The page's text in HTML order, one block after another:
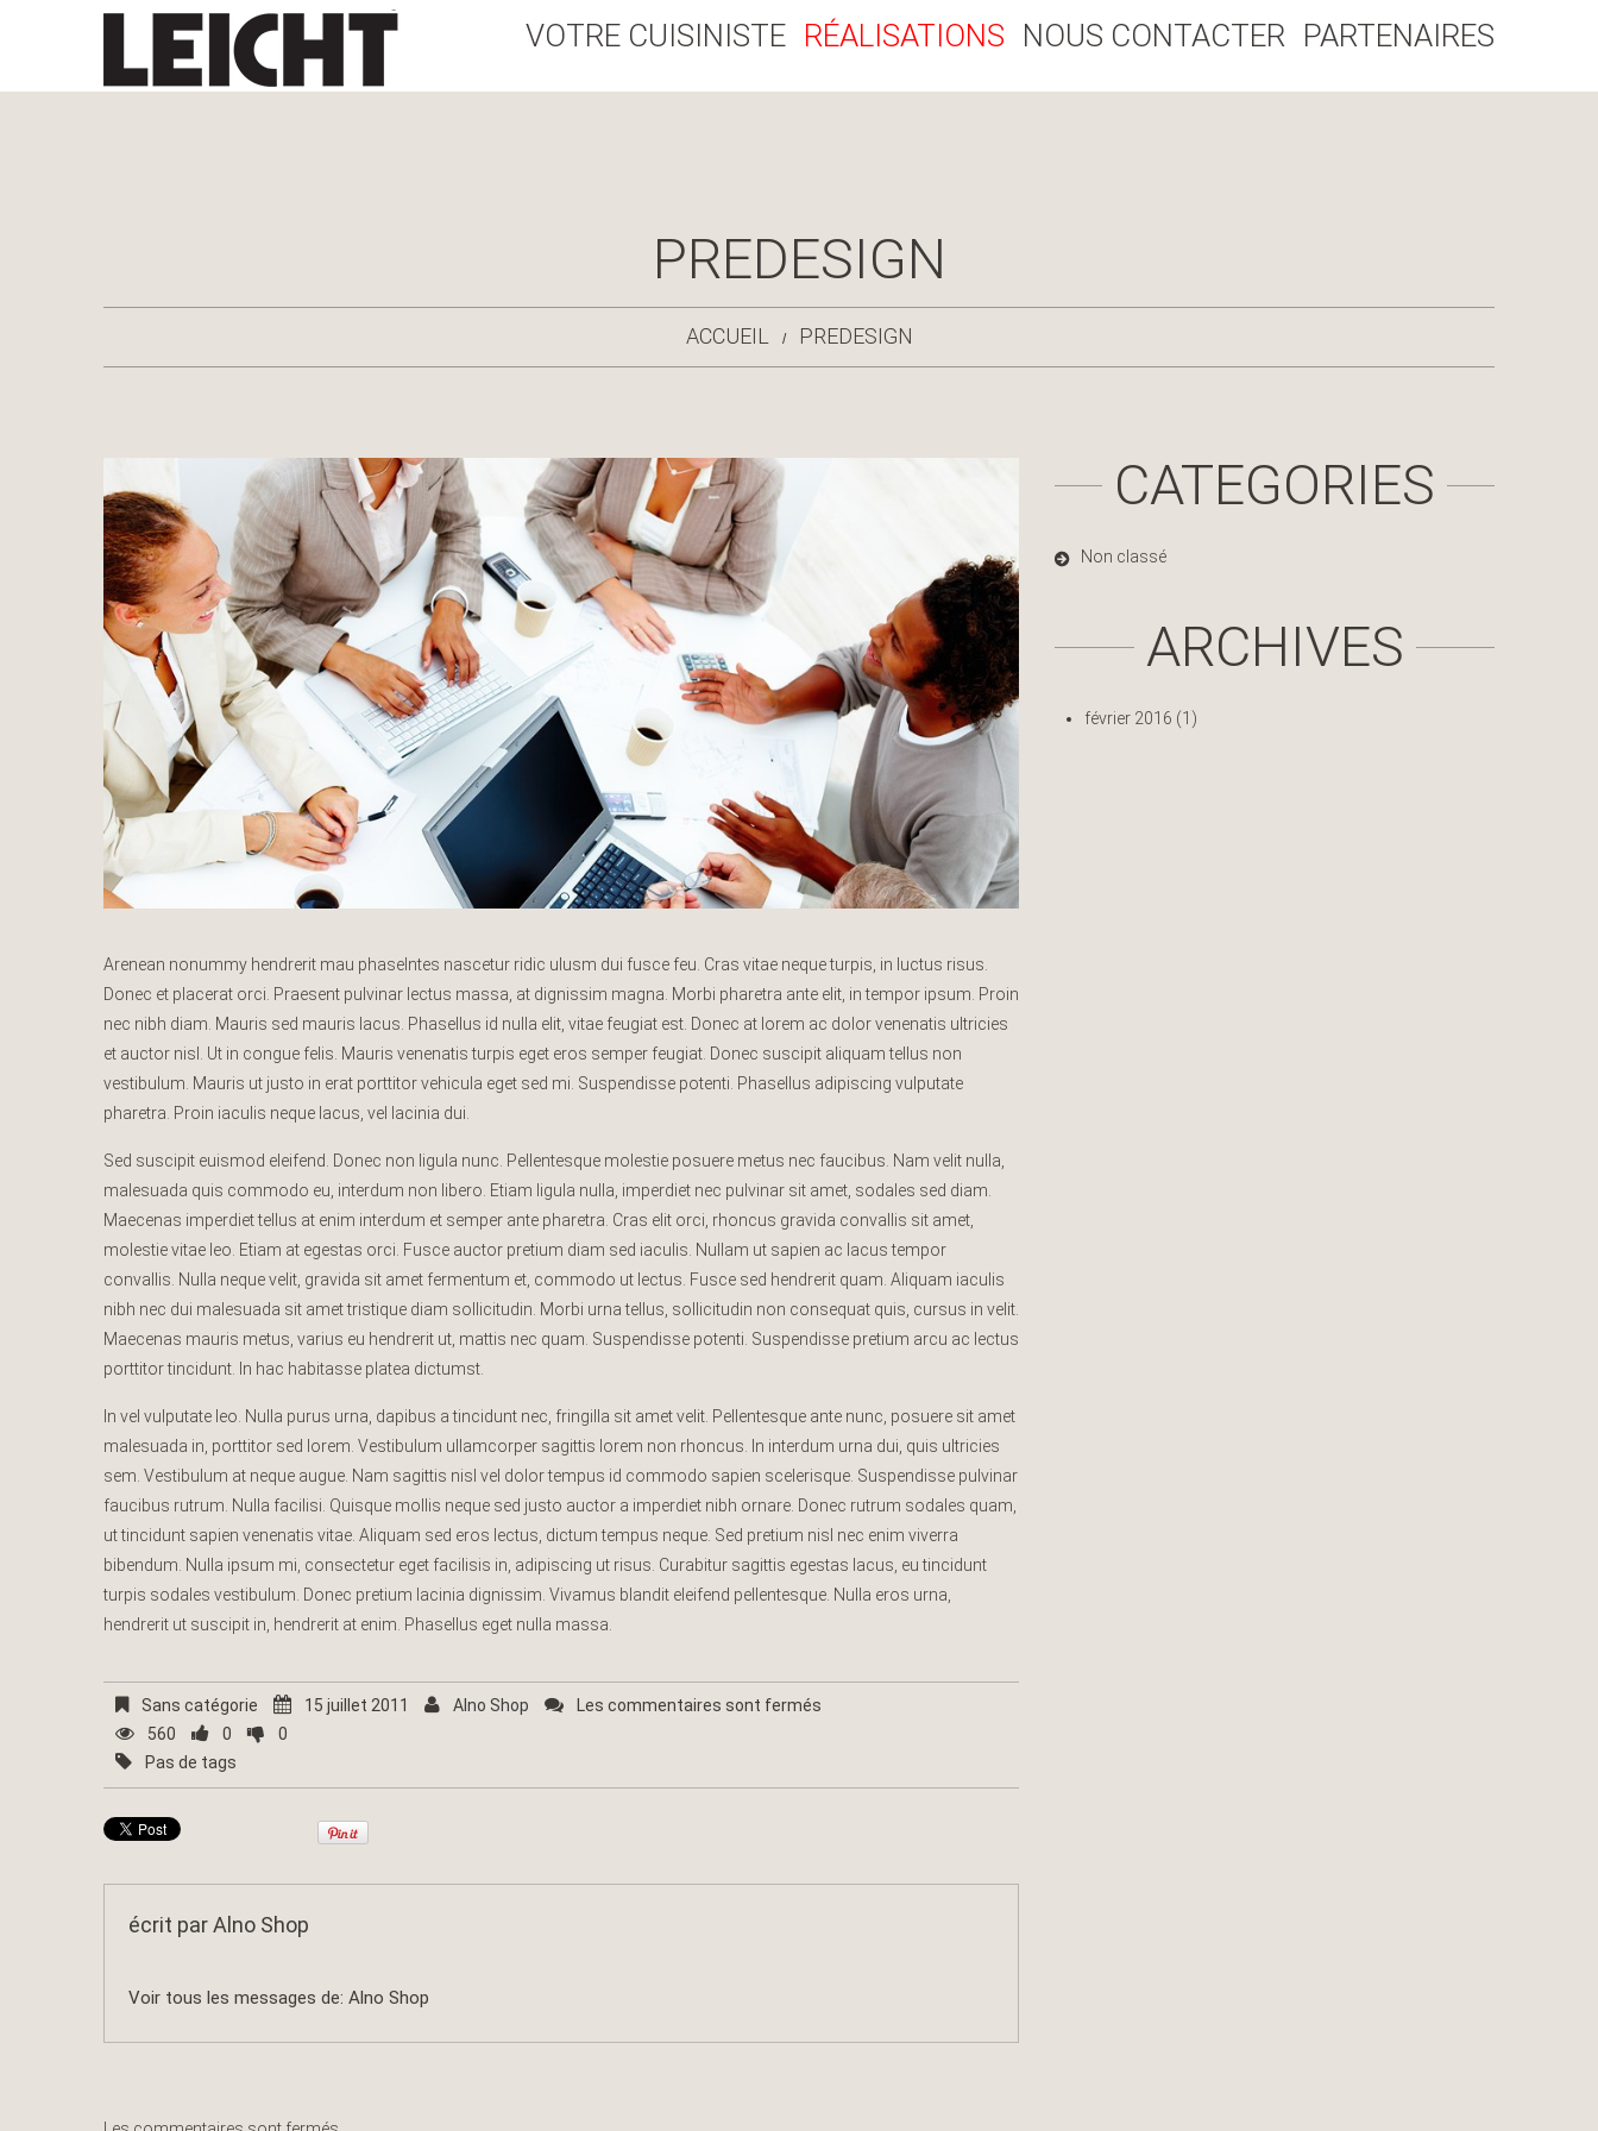
VOTRE CUISINISTE RÉALISATIONS NOUS CONTACTER PARTENAIRES
PREDESIGN
ACCUEIL PREDESIGN
Arenean nonummy hendrerit mau phaselntes nascetur ridic ulusm dui fusce feu. Cras vitae neque turpis, in luctus risus.
Donec et placerat orci. Praesent pulvinar lectus massa, at dignissim magna. Morbi pharetra ante elit, in tempor ipsum. Proin
nec nibh diam. Mauris sed mauris lacus. Phasellus id nulla elit, vitae feugiat est. Donec at lorem ac dolor venenatis ultricies
et auctor nisl. Ut in congue felis. Mauris venenatis turpis eget eros semper feugiat. Donec suscipit aliquam tellus non
vestibulum. Mauris ut justo in erat porttitor vehicula eget sed mi. Suspendisse potenti. Phasellus adipiscing vulputate
pharetra. Proin iaculis neque lacus, vel lacinia dui.
Sed suscipit euismod eleifend. Donec non ligula nunc. Pellentesque molestie posuere metus nec faucibus. Nam velit nulla,
malesuada quis commodo eu, interdum non libero. Etiam ligula nulla, imperdiet nec pulvinar sit amet, sodales sed diam.
Maecenas imperdiet tellus at enim interdum et semper ante pharetra. Cras elit orci, rhoncus gravida convallis sit amet,
molestie vitae leo. Etiam at egestas orci. Fusce auctor pretium diam sed iaculis. Nullam ut sapien ac lacus tempor
convallis. Nulla neque velit, gravida sit amet fermentum et, commodo ut lectus. Fusce sed hendrerit quam. Aliquam iaculis
nibh nec dui malesuada sit amet tristique diam sollicitudin. Morbi urna tellus, sollicitudin non consequat quis, cursus in velit.
Maecenas mauris metus, varius eu hendrerit ut, mattis nec quam. Suspendisse potenti. Suspendisse pretium arcu ac lectus
porttitor tincidunt. In hac habitasse platea dictumst.
In vel vulputate leo. Nulla purus urna, dapibus a tincidunt nec, fringilla sit amet velit. Pellentesque ante nunc, posuere sit amet
malesuada in, porttitor sed lorem. Vestibulum ullamcorper sagittis lorem non rhoncus. In interdum urna dui, quis ultricies
sem. Vestibulum at neque augue. Nam sagittis nisl vel dolor tempus id commodo sapien scelerisque. Suspendisse pulvinar
faucibus rutrum. Nulla facilisi. Quisque mollis neque sed justo auctor a imperdiet nibh ornare. Donec rutrum sodales quam,
ut tincidunt sapien venenatis vitae. Aliquam sed eros lectus, dictum tempus neque. Sed pretium nisl nec enim viverra
bibendum. Nulla ipsum mi, consectetur eget facilisis in, adipiscing ut risus. Curabitur sagittis egestas lacus, eu tincidunt
turpis sodales vestibulum. Donec pretium lacinia dignissim. Vivamus blandit eleifend pellentesque. Nulla eros urna,
hendrerit ut suscipit in, hendrerit at enim. Phasellus eget nulla massa.
Sans catégorie 15 juillet 2011 Alno Shop
Les commentaires sont fermés
560
0
0
Pas de tags
écrit parAlno Shop
Voir tous les messages de: Alno Shop
CATEGORIES
Non classé
ARCHIVES
février 2016 (1)